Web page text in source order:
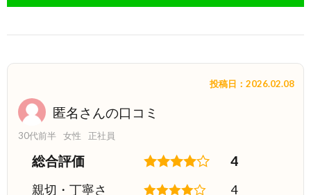
匿名さんの口コミ
投稿日：2026.02.08
30代前半 女性 正社員
総合評価 4
親切・丁寧さ
4